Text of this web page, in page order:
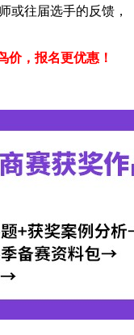
或往届选手的反馈，
价，报名更优惠！